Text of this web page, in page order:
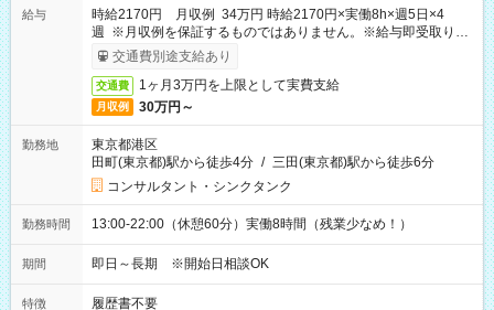
給与
時給2170円 月収例 34万円 時給2170円×実働8h×週5日×4
週 ※月収例を保証するものではありません。※給与即受取りサ
ービス利用可（利用条件有）
交通費別途支給あり
交通費 1ヶ月3万円を上限として実費支給
月収例 30万円～
勤務地
東京都港区
田町(東京都)駅から徒歩4分 / 三田(東京都)駅から徒歩6分
コンサルタント・シンクタンク
勤務時間 13:00-22:00（休憩60分）実働8時間（残業少なめ！）
期間 即日～長期 ※開始日相談OK
特徴 履歴書不要